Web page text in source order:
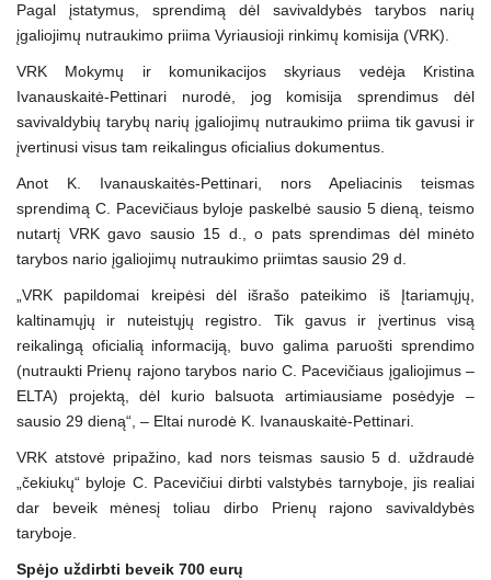
Pagal įstatymus, sprendimą dėl savivaldybės tarybos narių
įgaliojimų nutraukimo priima Vyriausioji rinkimų komisija (VRK).
VRK Mokymų ir komunikacijos skyriaus vedėja Kristina
Ivanauskaitė-Pettinari nurodė, jog komisija sprendimus dėl
savivaldybių tarybų narių įgaliojimų nutraukimo priima tik gavusi ir
įvertinusi visus tam reikalingus oficialius dokumentus.
Anot K. Ivanauskaitės-Pettinari, nors Apeliacinis teismas
sprendimą C. Pacevičiaus byloje paskelbė sausio 5 dieną, teismo
nutartį VRK gavo sausio 15 d., o pats sprendimas dėl minėto
tarybos nario įgaliojimų nutraukimo priimtas sausio 29 d.
„VRK papildomai kreipėsi dėl išrašo pateikimo iš Įtariamųjų,
kaltinamųjų ir nuteistųjų registro. Tik gavus ir įvertinus visą
reikalingą oficialią informaciją, buvo galima paruošti sprendimo
(nutraukti Prienų rajono tarybos nario C. Pacevičiaus įgaliojimus –
ELTA) projektą, dėl kurio balsuota artimiausiame posėdyje –
sausio 29 dieną“, – Eltai nurodė K. Ivanauskaitė-Pettinari.
VRK atstovė pripažino, kad nors teismas sausio 5 d. uždraudė
„čekiukų“ byloje C. Pacevičiui dirbti valstybės tarnyboje, jis realiai
dar beveik mėnesį toliau dirbo Prienų rajono savivaldybės
taryboje.
Spėjo uždirbti beveik 700 eurų